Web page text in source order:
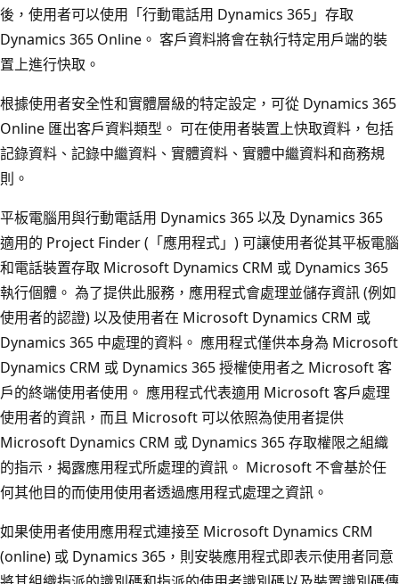
後，使用者可以使用「行動電話用 Dynamics 365」存取
Dynamics 365 Online。 客戶資料將會在執行特定用戶端的裝
置上進行快取。
根據使用者安全性和實體層級的特定設定，可從 Dynamics 365
Online 匯出客戶資料類型。 可在使用者裝置上快取資料，包括
記錄資料、記錄中繼資料、實體資料、實體中繼資料和商務規
則。
平板電腦用與行動電話用 Dynamics 365 以及 Dynamics 365
適用的 Project Finder (「應用程式」) 可讓使用者從其平板電腦
和電話裝置存取 Microsoft Dynamics CRM 或 Dynamics 365
執行個體。 為了提供此服務，應用程式會處理並儲存資訊 (例如
使用者的認證) 以及使用者在 Microsoft Dynamics CRM 或
Dynamics 365 中處理的資料。 應用程式僅供本身為 Microsoft
Dynamics CRM 或 Dynamics 365 授權使用者之 Microsoft 客
戶的終端使用者使用。 應用程式代表適用 Microsoft 客戶處理
使用者的資訊，而且 Microsoft 可以依照為使用者提供
Microsoft Dynamics CRM 或 Dynamics 365 存取權限之組織
的指示，揭露應用程式所處理的資訊。 Microsoft 不會基於任
何其他目的而使用使用者透過應用程式處理之資訊。
如果使用者使用應用程式連接至 Microsoft Dynamics CRM
(online) 或 Dynamics 365，則安裝應用程式即表示使用者同意